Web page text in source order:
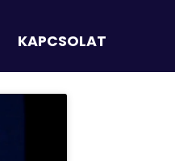
KAPCSOLAT